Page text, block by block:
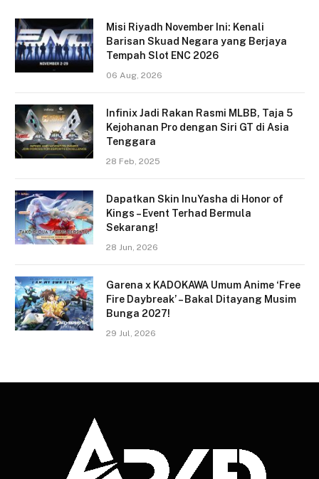
Misi Riyadh November Ini: Kenali
Barisan Skuad Negara yang Berjaya
Tempah Slot ENC 2026
06 Aug, 2026
Infinix Jadi Rakan Rasmi MLBB, Taja 5
Kejohanan Pro dengan Siri GT di Asia
Tenggara
28 Feb, 2025
Dapatkan Skin InuYasha di Honor of
Kings – Event Terhad Bermula
Sekarang!
28 Jun, 2026
Garena x KADOKAWA Umum Anime ‘Free
Fire Daybreak’ – Bakal Ditayang Musim
Bunga 2027!
29 Jul, 2026